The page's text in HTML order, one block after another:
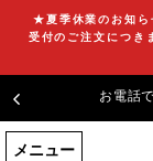
ン
ツ
に
ス
★夏季休業のお知
受付のご注文につ
お電話
メニュー